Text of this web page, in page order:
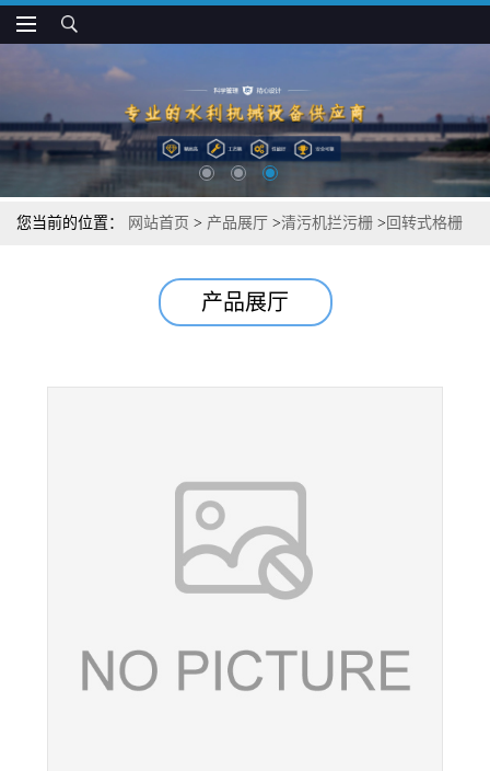
您当前的位置： 网站首页 > 产品展厅 >清污机拦污栅 > 回转式格栅
产品展厅